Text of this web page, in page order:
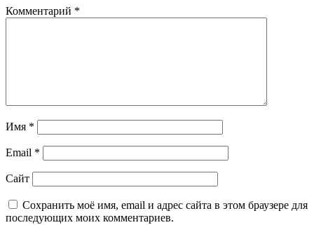
Комментарий *
Имя *
Email *
Сайт
Сохранить моё имя, email и адрес сайта в этом браузере для
последующих моих комментариев.